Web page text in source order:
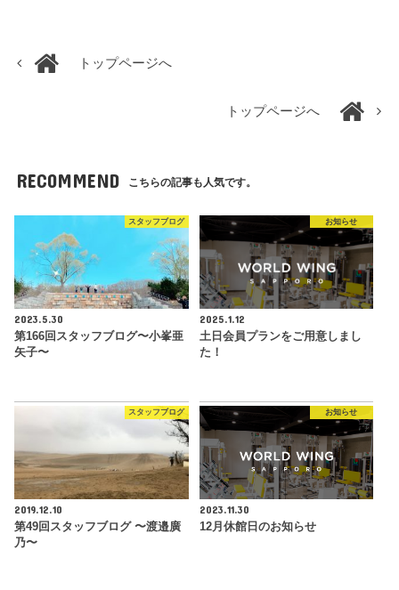
トップページへ
トップページへ
RECOMMEND こちらの記事も人気です。
スタッフブログ
2023.5.30
第166回スタッフブログ〜小峯亜
矢子〜
お知らせ
2025.1.12
土日会員プランをご用意しまし
た！
スタッフブログ
2019.12.10
第49回スタッフブログ 〜渡邉廣
乃〜
お知らせ
2023.11.30
12月休館日のお知らせ